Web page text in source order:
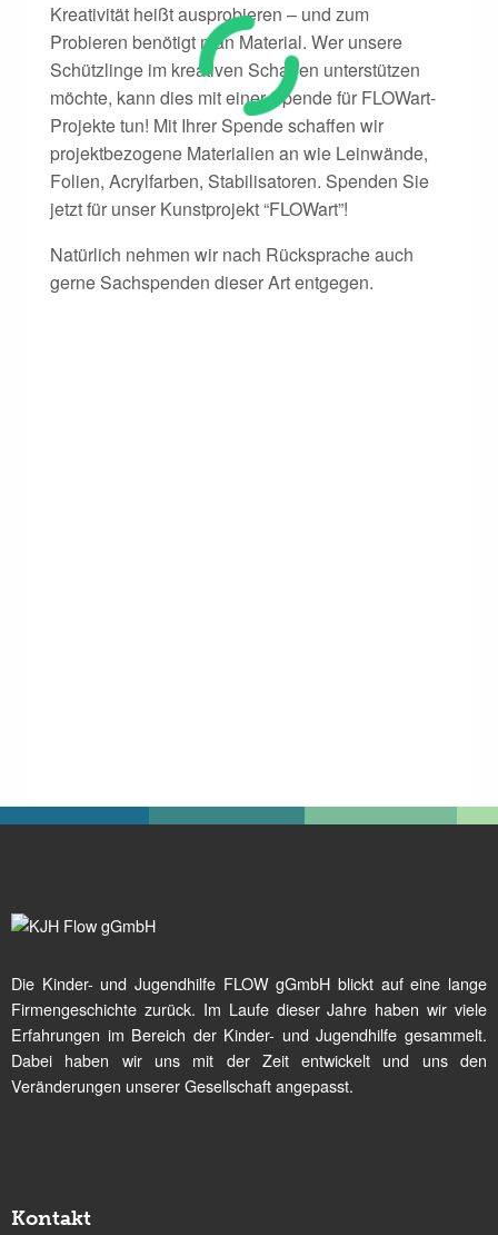
Kreativität heißt ausprobieren – und zum
Probieren benötigt man Material. Wer unsere
Schützlinge im kreativen Schaffen unterstützen
möchte, kann dies mit einer Spende für FLOWart-
Projekte tun! Mit Ihrer Spende schaffen wir
projektbezogene Materialien an wie Leinwände,
Folien, Acrylfarben, Stabilisatoren. Spenden Sie
jetzt für unser Kunstprojekt “FLOWart”!
Natürlich nehmen wir nach Rücksprache auch
gerne Sachspenden dieser Art entgegen.
Die Kinder- und Jugendhilfe FLOW gGmbH blickt auf eine lange
Firmengeschichte zurück. Im Laufe dieser Jahre haben wir viele
Erfahrungen im Bereich der Kinder- und Jugendhilfe gesammelt.
Dabei haben wir uns mit der Zeit entwickelt und uns den
Veränderungen unserer Gesellschaft angepasst.
Kontakt